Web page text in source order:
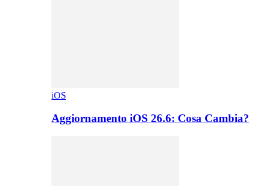
iOS
Aggiornamento iOS 26.6: Cosa Cambia?